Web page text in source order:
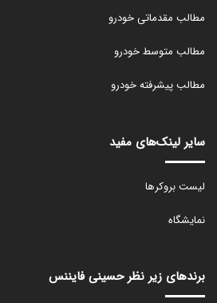
مطالب مقدماتی خودرو
مطالب متوسط خودرو
مطالب پیشرفته خودرو
سایر لینک‌های مفید
لیست بروکرها
نمایشگاه
برندهای زیر نظر حسینی فایننس